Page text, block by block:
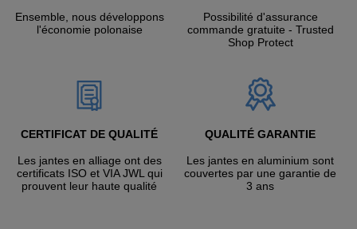
Ensemble, nous développons
l'économie polonaise
Possibilité d'assurance
commande gratuite - Trusted
Shop Protect
CERTIFICAT DE QUALITÉ
Les jantes en alliage ont des
certificats ISO et VIA JWL qui
prouvent leur haute qualité
QUALITÉ GARANTIE
Les jantes en aluminium sont
couvertes par une garantie de
3 ans